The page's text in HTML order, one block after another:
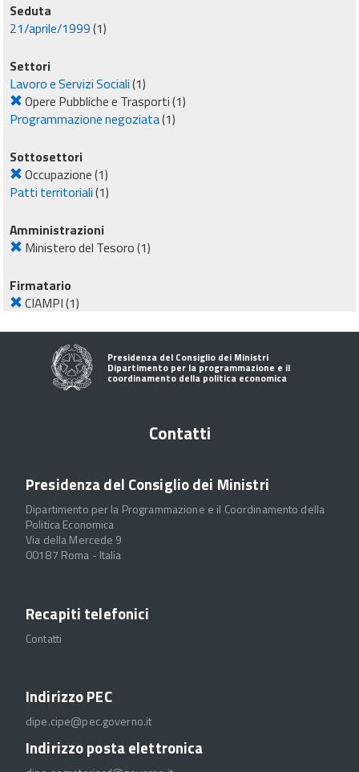
Seduta
21/aprile/1999(1)
Settori
Lavoro e Servizi Sociali(1)
Opere Pubbliche e Trasporti(1)
Programmazione negoziata(1)
Sottosettori
Occupazione(1)
Patti territoriali(1)
Amministrazioni
Ministero del Tesoro(1)
Firmatario
CIAMPI(1)
Presidenza del Consiglio dei Ministri
Dipartimento per la programmazione e il
coordinamento della politica economica
Contatti
Presidenza del Consiglio dei Ministri
Dipartimento per la Programmazione e il Coordinamento della
Politica Economica
Via della Mercede 9
00187 Roma - Italia
Recapiti telefonici
Contatti
Indirizzo PEC
dipe.cipe@pec.governo.it
Indirizzo posta elettronica